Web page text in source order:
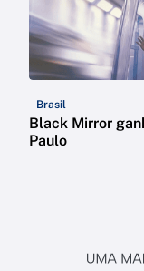
Brasil
Black Mirror
Paulo